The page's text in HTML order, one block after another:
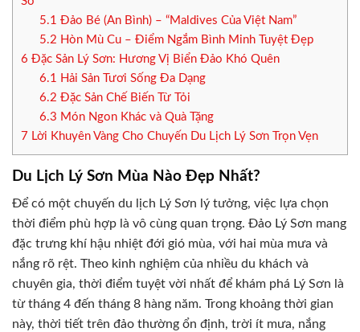
5.1 Đảo Bé (An Bình) – “Maldives Của Việt Nam”
5.2 Hòn Mù Cu – Điểm Ngắm Bình Minh Tuyệt Đẹp
6 Đặc Sản Lý Sơn: Hương Vị Biển Đảo Khó Quên
6.1
Hải Sản Tươi Sống Đa Dạng
6.2 Đặc Sản Chế Biến Từ Tỏi
6.3 Món Ngon Khác và Quà Tặng
7 Lời Khuyên Vàng Cho Chuyến Du Lịch Lý Sơn Trọn Vẹn
Du Lịch Lý Sơn Mùa Nào Đẹp Nhất?
Để có một chuyến du lịch Lý Sơn lý tưởng, việc lựa chọn
thời điểm phù hợp là vô cùng quan trọng. Đảo Lý Sơn mang
đặc trưng khí hậu nhiệt đới gió mùa, với hai mùa mưa và
nắng rõ rệt. Theo kinh nghiệm của nhiều du khách và
chuyên gia, thời điểm tuyệt vời nhất để khám phá Lý Sơn là
từ tháng 4 đến tháng 8 hàng năm. Trong khoảng thời gian
này, thời tiết trên đảo thường ổn định, trời ít mưa, nắng